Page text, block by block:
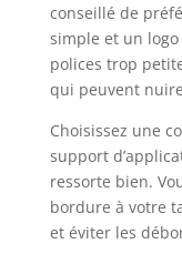
conseillé de
simple et un
polices trop
qui peuvent
Choisissez une
support
ressorte bien.
bordure à votre
et éviter les